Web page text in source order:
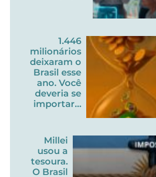
1.446
milionários
deixaram o
Brasil esse
ano. Você
deveria se
importar…
Millei
usou a
tesoura.
O Brasil